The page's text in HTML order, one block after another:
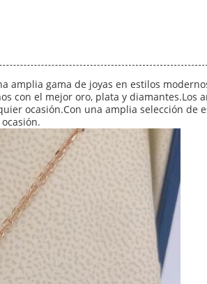
gama de joyas en estilos
con el mejor oro, plata y diamantes.Los
ocasión.Con una amplia selección de